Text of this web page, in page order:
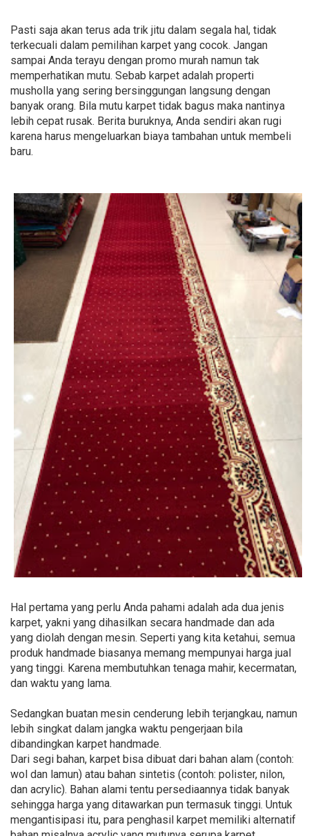
Pasti saja akan terus ada trik jitu dalam segala hal, tidak
terkecuali dalam pemilihan karpet yang cocok. Jangan
sampai Anda terayu dengan promo murah namun tak
memperhatikan mutu. Sebab karpet adalah properti
musholla yang sering bersinggungan langsung dengan
banyak orang. Bila mutu karpet tidak bagus maka nantinya
lebih cepat rusak. Berita buruknya, Anda sendiri akan rugi
karena harus mengeluarkan biaya tambahan untuk membeli
baru.
Hal pertama yang perlu Anda pahami adalah ada dua jenis
karpet, yakni yang dihasilkan secara handmade dan ada
yang diolah dengan mesin. Seperti yang kita ketahui, semua
produk handmade biasanya memang mempunyai harga jual
yang tinggi. Karena membutuhkan tenaga mahir, kecermatan,
dan waktu yang lama.
Sedangkan buatan mesin cenderung lebih terjangkau, namun
lebih singkat dalam jangka waktu pengerjaan bila
dibandingkan karpet handmade.
Dari segi bahan, karpet bisa dibuat dari bahan alam (contoh:
wol dan lamun) atau bahan sintetis (contoh: polister, nilon,
dan acrylic). Bahan alami tentu persediaannya tidak banyak
sehingga harga yang ditawarkan pun termasuk tinggi. Untuk
mengantisipasi itu, para penghasil karpet memiliki alternatif